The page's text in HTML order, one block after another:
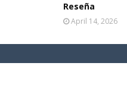
Reseña
April 14, 2026